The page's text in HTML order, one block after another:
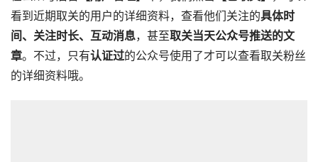
看到近期取关的用户的详细资料，查看他们关注的具体时
间、关注时长、互动消息，甚至取关当天公众号推送的文
章。不过，只有认证过的公众号使用了才可以查看取关粉丝
的详细资料哦。